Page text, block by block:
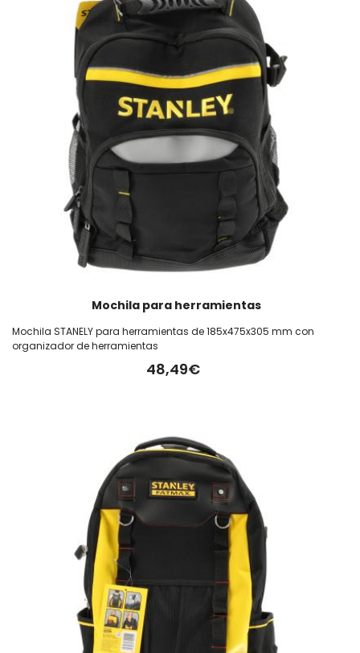
Mochila para herramientas
Mochila STANELY para herramientas de 185x475x305 mm con
organizador de herramientas
48,49€